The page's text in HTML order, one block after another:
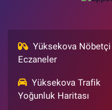
Yüksekova Nöbetçi
Eczaneler
Yüksekova Trafik
Yoğunluk Haritası